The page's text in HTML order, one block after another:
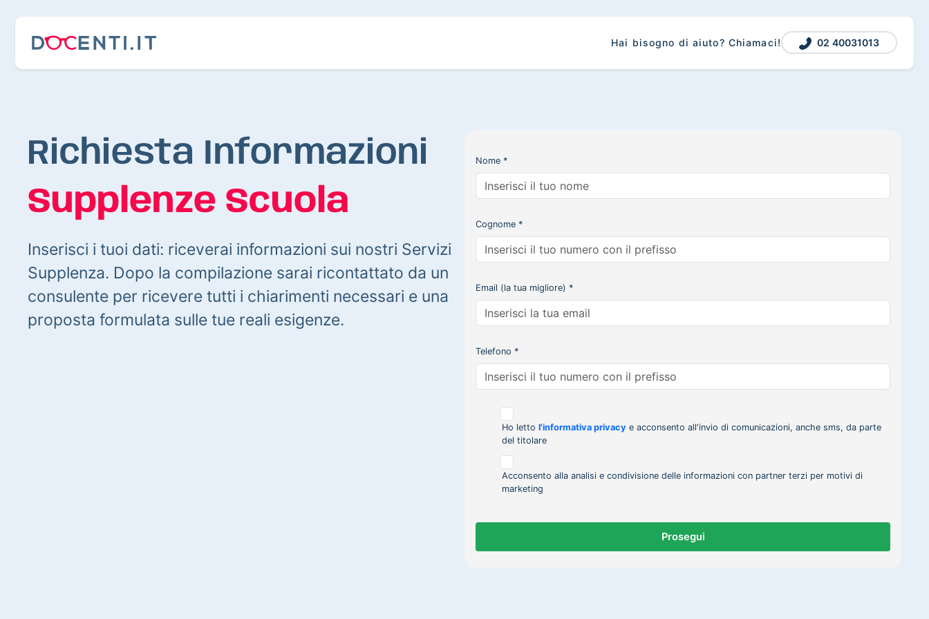
Hai bisogno di aiuto? Chiamaci! 02 40031013
Richiesta Informazioni
Supplenze Scuola
Inserisci i tuoi dati: riceverai informazioni sui nostri Servizi
Supplenza. Dopo la compilazione sarai ricontattato da un
consulente per ricevere tutti i chiarimenti necessari e una
proposta formulata sulle tue reali esigenze.
Nome *
Cognome *
Email (la tua migliore) *
Telefono *
Ho letto l'informativa privacy e acconsento all'invio di comunicazioni, anche sms, da parte
del titolare
Acconsento alla analisi e condivisione delle informazioni con partner terzi per motivi di
marketing